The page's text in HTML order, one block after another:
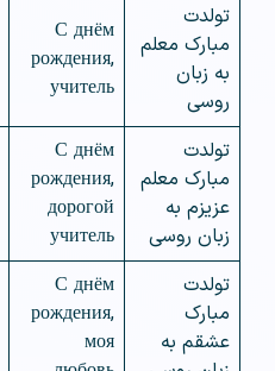
تولدت
مبارک معلم
به زبان
روسی
С днём
рождения,
учитель
تولدت
مبارک معلم
عزیزم به
زبان روسی
С днём
рождения,
дорогой
учитель
تولدت
مبارک
عشقم به
С днём
рождения,
моя